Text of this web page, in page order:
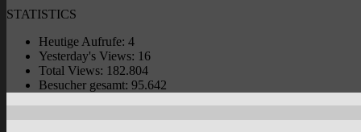
STATISTICS
Heutige Aufrufe: 4
Yesterday's Views: 16
Total Views: 182.804
Besucher gesamt: 95.642